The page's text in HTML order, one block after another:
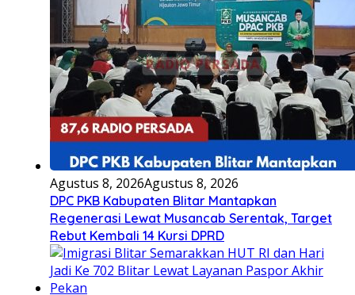
Agustus 8, 2026Agustus 8, 2026
DPC PKB Kabupaten Blitar Mantapkan
Regenerasi Lewat Musancab Serentak, Target
Rebut Kembali 14 Kursi DPRD